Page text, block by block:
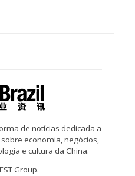
de notícias dedicada a
economia, negócios,
e cultura da China.
Group.